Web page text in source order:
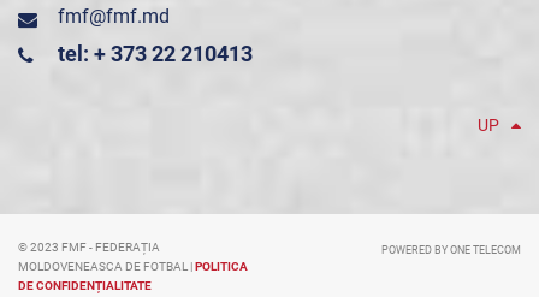
fmf@fmf.md
tel: + 373 22 210413
UP
© 2023 FMF - FEDERAȚIA
MOLDOVENEASCA DE FOTBAL |POLITICA
DE CONFIDENȚIALITATE
POWERED BY ONE TELECOM